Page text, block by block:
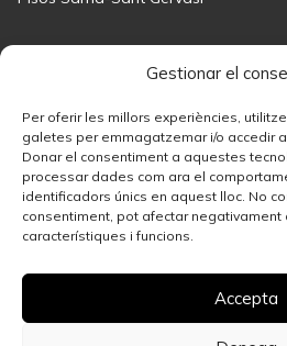
Gestionar el
Per oferir les millors experiències,
galetes per emmagatzemar i/o accedir
Donar el consentiment a aquestes
processar dades com ara el
identificadors únics en aquest lloc. No
consentiment, pot afectar negativament
característiques i funcions.
Accepta
Casas en venta en Sant Andreu de
Casas en venta en Tiana
Casas en venta en Teià
Casas en venta Maresme
Madrid
Inmobiliaria Madrid
Pisos en venta en Madrid Centro